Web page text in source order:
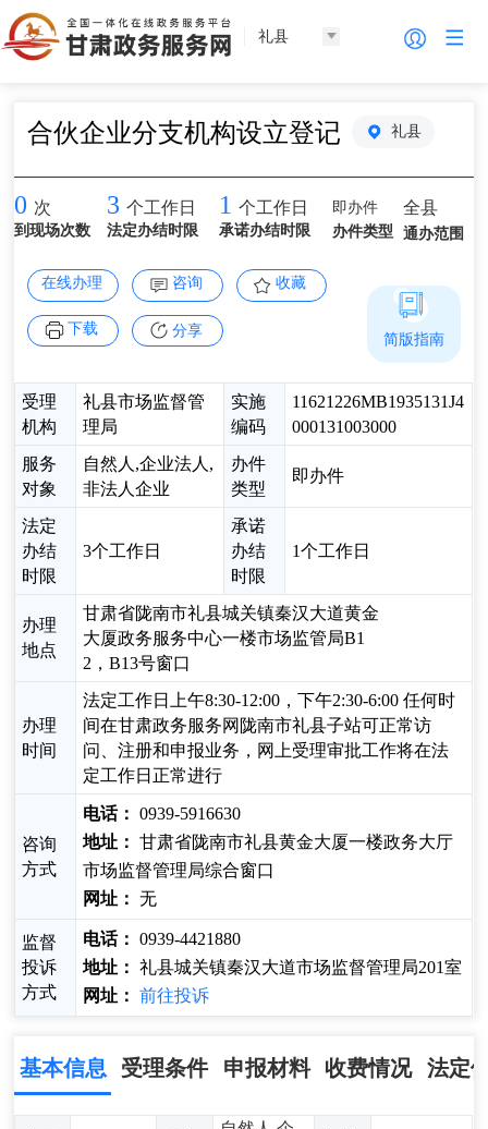
礼县
合伙企业分支机构设立登记 礼县
0 次
到现场次数
3 个工作日
法定办结时限
1 个工作日
承诺办结时限
即办件
办件类型
全县
通办范围
在线办理 咨询 收藏
下载 分享
受理
机构
礼县市场监督管
理局
实施
编码
11621226MB1935131J4
000131003000
服务
对象
自然人,企业法人,
非法人企业
办件
类型
即办件
法定
办结
时限
3个工作日
承诺
办结
时限
1个工作日
办理
地点
甘肃省陇南市礼县城关镇秦汉大道黄金
大厦政务服务中心一楼市场监管局B1
2，B13号窗口
办理
时间
法定工作日上午8:30-12:00，下午2:30-6:00 任何时
间在甘肃政务服务网陇南市礼县子站可正常访
问、注册和申报业务，网上受理审批工作将在法
定工作日正常进行
咨询
方式
电话： 0939-5916630
地址： 甘肃省陇南市礼县黄金大厦一楼政务大厅
市场监督管理局综合窗口
网址： 无
监督
投诉
方式
电话： 0939-4421880
地址： 礼县城关镇秦汉大道市场监督管理局201室
网址： 前往投诉
简版指南
基本信息 受理条件 申报材料 收费情况 法定